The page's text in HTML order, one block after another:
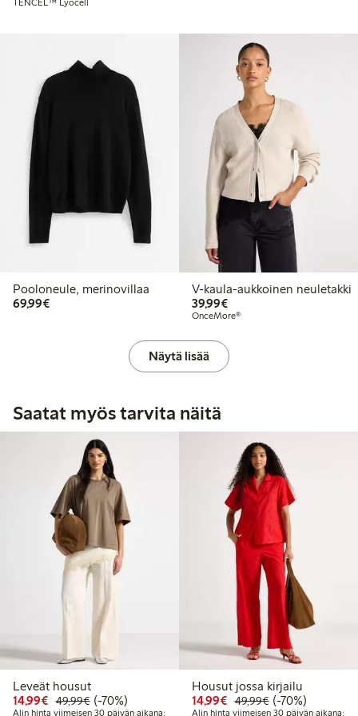
TENCEL™ Lyocell
Pooloneule, merinovillaa
69,99€69,99 €
V-kaula-aukkoinen neuletakki
39,99€39,99 €
OnceMore®
Näytä lisää
Saatat myös tarvita näitä
Leveät housut
14,99€ Alennettu hinta: 14,99 €
49,99€Normaalihinta: 49,99 €
70% alennus
(-70%)
Alin hinta viimeisen 30 päivän aikana:
Housut jossa kirjailu
14,99€ Alennettu hinta: 14,99
49,99€Normaalihinta:
70% alennus
(-70%)
Alin hinta viimeisen 30 päivän aikana: